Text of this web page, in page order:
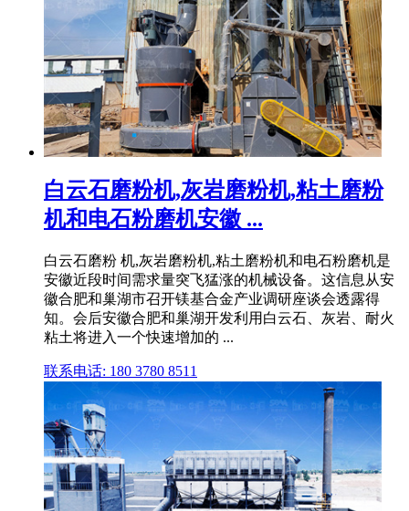
白云石磨粉机,灰岩磨粉机,粘土磨粉
机和电石粉磨机安徽 ...
白云石磨粉 机,灰岩磨粉机,粘土磨粉机和电石粉磨机是
安徽近段时间需求量突飞猛涨的机械设备。这信息从安
徽合肥和巢湖市召开镁基合金产业调研座谈会透露得
知。会后安徽合肥和巢湖开发利用白云石、灰岩、耐火
粘土将进入一个快速增加的 ...
联系电话: 180 3780 8511